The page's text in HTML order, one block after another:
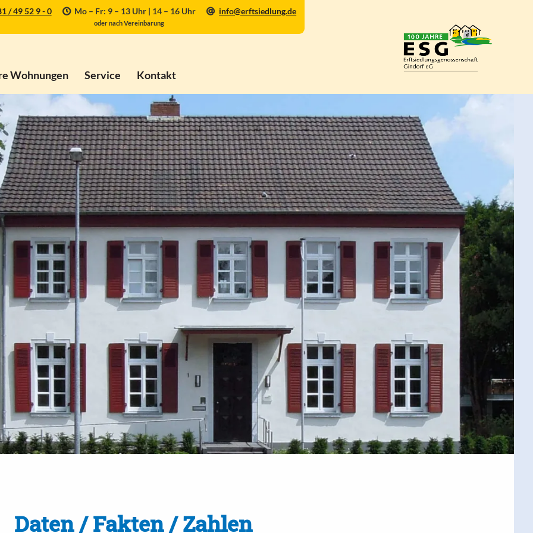
/ 49 52 9 - 0 Mo – Fr: 9 – 13 Uhr | 14 – 16 Uhr
oder nach Vereinbarung
info@erftsiedlung.de
Wohnungen Service Kontakt
Daten / Fakten / Zahlen